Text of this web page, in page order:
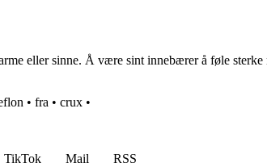
eller sinne. Å være sint innebærer å føle
• fra • crux •
TikTok Mail
RSS